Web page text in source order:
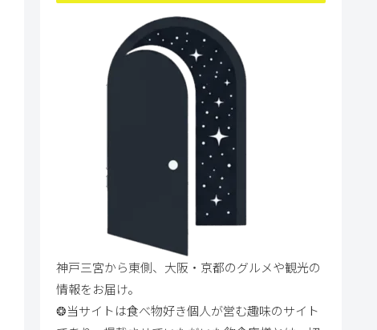
神戸三宮から東側、大阪・京都のグルメや観光の
情報をお届け。
❂当サイトは食べ物好き個人が営む趣味のサイト